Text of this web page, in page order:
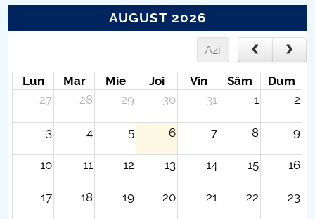
AUGUST 2026
Azi
Lun Mar Mie Joi Vin Sâm
Dum
27
28 29 30 31 1 2
3 4 5 6 7 8 9
10 11 12 13 14 15 16
17 18 19 20 21 22 23